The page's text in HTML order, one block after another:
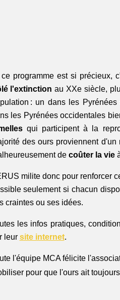
programme est si précieux,
l'extinction au XXe siècle,
: un dans les
les Pyrénées occidentales
qui participent à la
des ours proviennent
de coûter la vie
milite donc pour renforcer
seulement si chacun
craintes ou ses idées.
les infos pratiques,
leur site internet.
l'équipe MCA félicite
pour que l'ours ait